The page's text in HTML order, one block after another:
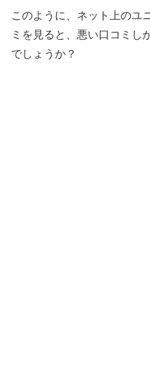
このように、ネット上のユ
ミを見ると、悪い口コミし
でしょうか？